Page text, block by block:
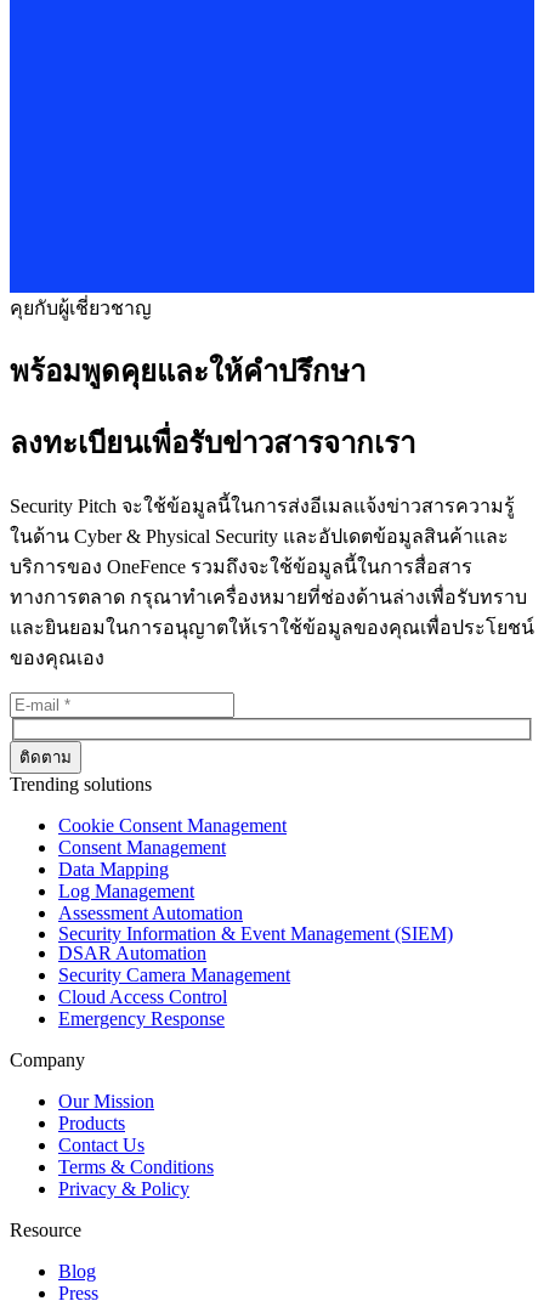
คุยกับผู้เชี่ยวชาญ
พร้อมพูดคุยและให้คำปรึกษา
ลงทะเบียนเพื่อรับข่าวสารจากเรา
Security Pitch จะใช้ข้อมูลนี้ในการส่งอีเมลแจ้งข่าวสารความรู้
ในด้าน Cyber & Physical Security และอัปเดตข้อมูลสินค้าและ
บริการของ OneFence รวมถึงจะใช้ข้อมูลนี้ในการสื่อสาร
ทางการตลาด กรุณาทำเครื่องหมายที่ช่องด้านล่างเพื่อรับทราบ
และยินยอมในการอนุญาตให้เราใช้ข้อมูลของคุณเพื่อประโยชน์
ของคุณเอง
Trending solutions
Cookie Consent Management
Consent Management
Data Mapping
Log Management
Assessment Automation
Security Information & Event Management (SIEM)
DSAR Automation
Security Camera Management
Cloud Access Control
Emergency Response
Company
Our Mission
Products
Contact Us
Terms & Conditions
Privacy & Policy
Resource
Blog
Press